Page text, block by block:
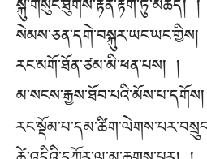
སྐུ་གསུང་ཐུགས་རྟེན་རྟག་ཏུ་མཆོད། །
སེམས་ཅན་དགེ་བསྐུར་ཡང་ཡང་གྱིས།
རང་མགོ་ཐོན་ཙམ་མི་ཕན་པས། །